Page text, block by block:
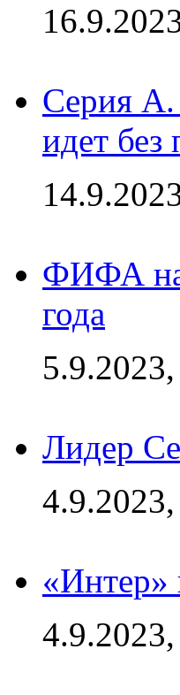
Серия А.
идет
ФИФА
года
Лидер
«Интер»